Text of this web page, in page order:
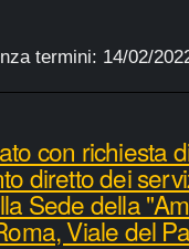
termini: 14/02/
con richiesta
diretto dei
Sede della
Viale del